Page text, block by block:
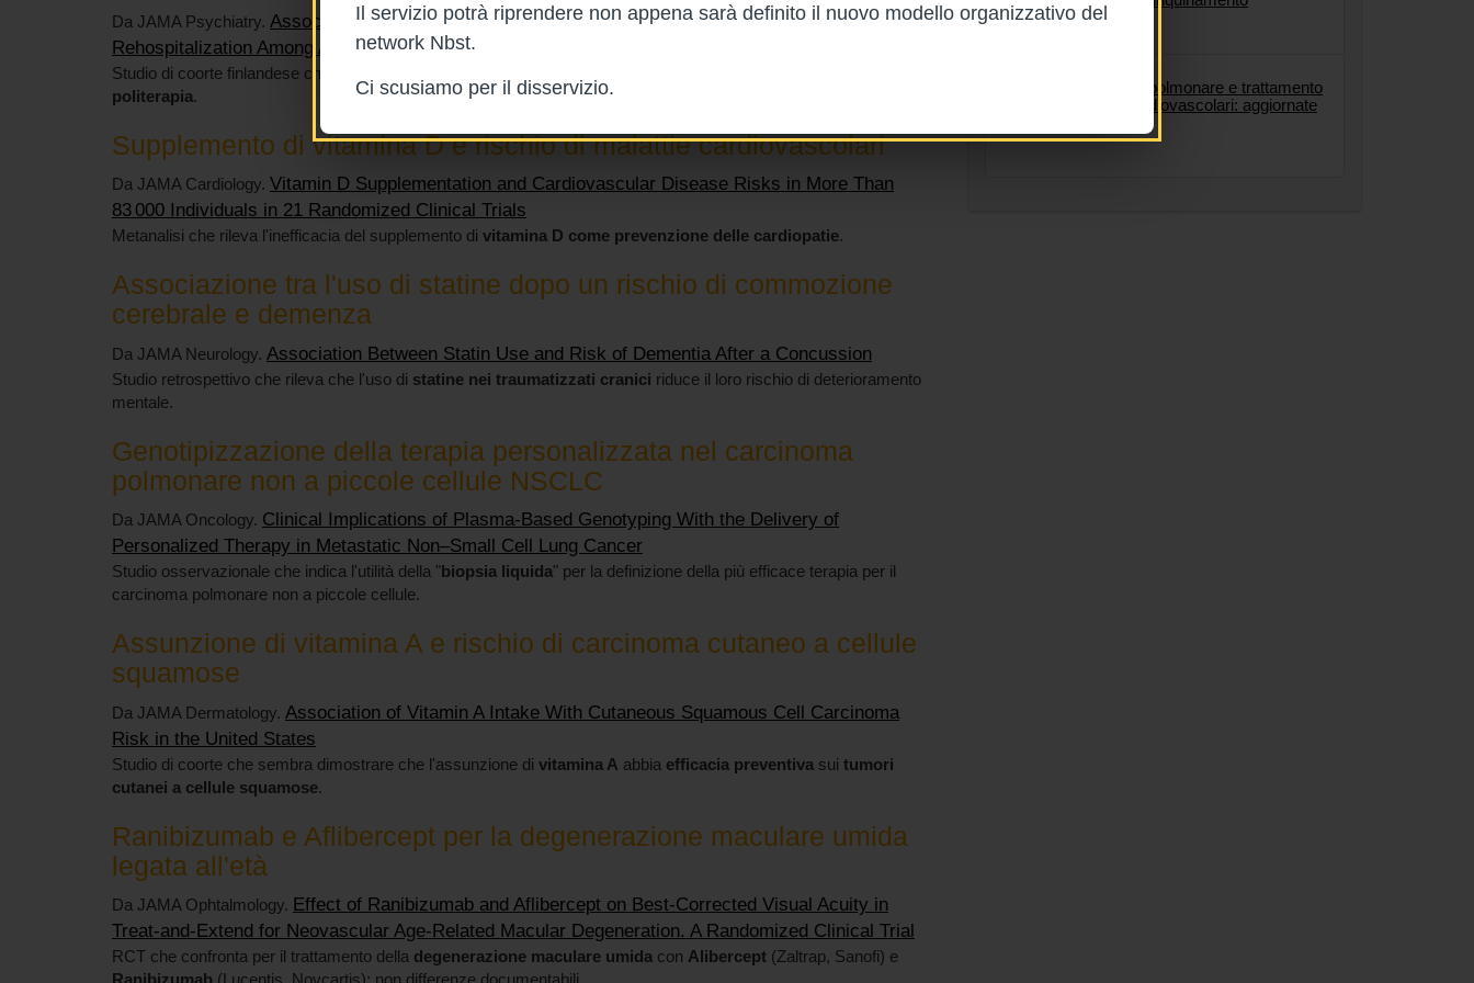
Il servizio potrà riprendere non appena sarà definito il nuovo modello organizzativo del
network Nbst.
Ci scusiamo per il disservizio.
Da JAMA Psychiatry. Association of Antipsychotic Polypharmacy vs Monotherapy With Psychiatric
Rehospitalization Among Adults With Schizophrenia
Studio di coorte finlandese che indicherebbe un
politerapia.
Supplemento di vitamina D e rischio di malattie cardiovascolari
Da JAMA Cardiology. Vitamin D Supplementation and Cardiovascular Disease Risks in More Than
83 000 Individuals in 21 Randomized Clinical Trials
Metanalisi che rileva l'inefficacia del supplemento di vitamina D come prevenzione delle cardiopatie.
Associazione tra l'uso di statine dopo un rischio di commozione
cerebrale e demenza
Da JAMA Neurology. Association Between Statin Use and Risk of Dementia After a Concussion
Studio retrospettivo che rileva che l'uso di statine nei traumatizzati cranici riduce il loro rischio di deterioramento
mentale.
Genotipizzazione della terapia personalizzata nel carcinoma
polmonare non a piccole cellule NSCLC
Da JAMA Oncology. Clinical Implications of Plasma-Based Genotyping With the Delivery of
Personalized Therapy in Metastatic Non–Small Cell Lung Cancer
Studio osservazionale che indica l'utilità della "biopsia liquida" per la definizione della più efficace terapia per il
carcinoma polmonare non a piccole cellule.
Assunzione di vitamina A e rischio di carcinoma cutaneo a cellule
squamose
Da JAMA Dermatology. Association of Vitamin A Intake With Cutaneous Squamous Cell Carcinoma
Risk in the United States
Studio di coorte che sembra dimostrare che l'assunzione di vitamina A abbia efficacia preventiva sui tumori
cutanei a cellule squamose.
Ranibizumab e Aflibercept per la degenerazione maculare umida
legata all'età
Da JAMA Ophtalmology. Effect of Ranibizumab and Aflibercept on Best-Corrected Visual Acuity in
Treat-and-Extend for Neovascular Age-Related Macular Degeneration. A Randomized Clinical Trial
RCT che confronta per il trattamento della degenerazione maculare umida con Alibercept (Zaltrap, Sanofi) e
Ranibizumab (Lucentis, Novcartis): non differenze documentabili.
Rianimazione cardiopolmonare e trattamento
delle emergenze cardiovascolari: aggiornate